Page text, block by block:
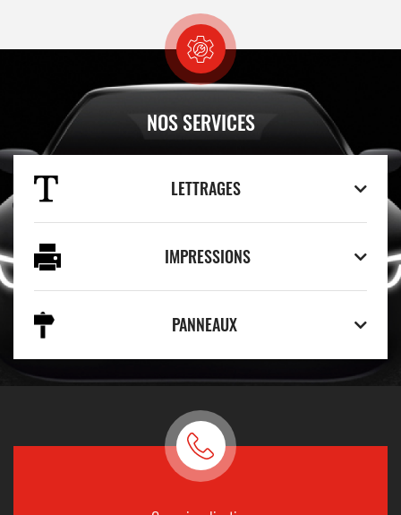
NOS SERVICES
LETTRAGES
IMPRESSIONS
PANNEAUX